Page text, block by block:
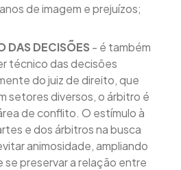
de imagem e prejuízos;
DAS DECISÕES - é também
técnico das decisões
do juiz de direito, que
setores diversos, o árbitro é
de conflito. O estímulo à
e dos árbitros na busca
animosidade, ampliando
se preservar a relação entre